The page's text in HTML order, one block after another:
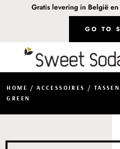
Gratis levering in België
GO TO
HOME /ACCESSOIRES / TASSEN
GREEN